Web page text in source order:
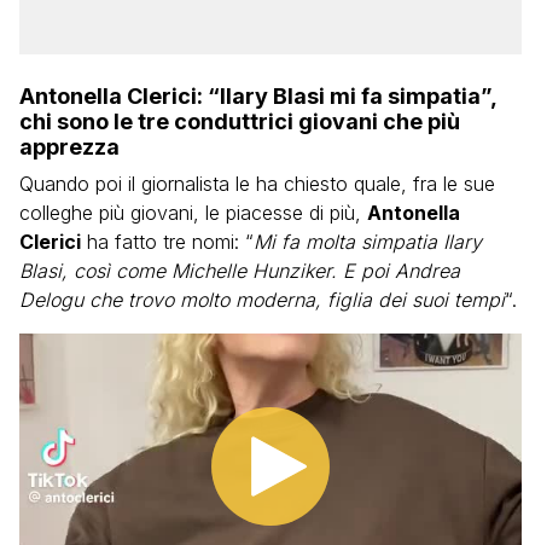
Antonella Clerici: “Ilary Blasi mi fa simpatia”,
chi sono le tre conduttrici giovani che più
apprezza
Quando poi il giornalista le ha chiesto quale, fra le sue
colleghe più giovani, le piacesse di più, Antonella
Clerici ha fatto tre nomi: “Mi fa molta simpatia Ilary
Blasi, così come Michelle Hunziker. E poi Andrea
Delogu che trovo molto moderna, figlia dei suoi tempi“.